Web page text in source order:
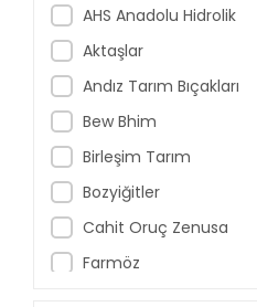
AHS Anadolu Hidrolik
Aktaşlar
Andız Tarım Bıçakları
Bew Bhim
Birleşim Tarım
Bozyiğitler
Cahit Oruç Zenusa
Farmöz